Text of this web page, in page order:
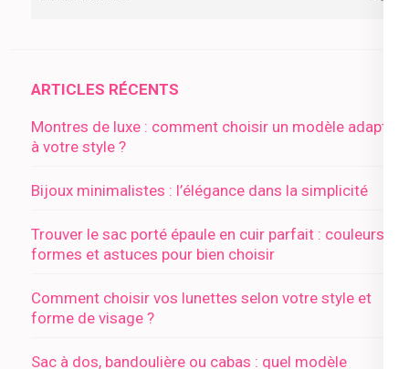
ARTICLES RÉCENTS
Montres de luxe : comment choisir un modèle adapté
à votre style ?
Bijoux minimalistes : l’élégance dans la simplicité
Trouver le sac porté épaule en cuir parfait : couleurs,
formes et astuces pour bien choisir
Comment choisir vos lunettes selon votre style et
forme de visage ?
Sac à dos, bandoulière ou cabas : quel modèle